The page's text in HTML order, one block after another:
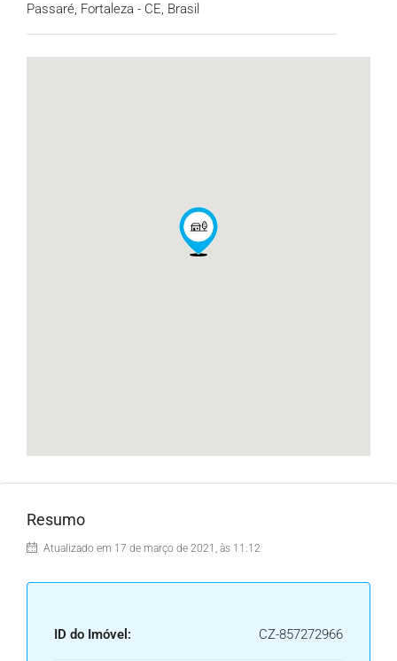
Passaré, Fortaleza - CE, Brasil
Resumo
Atualizado em 17 de março de 2021, às 11:12
ID do Imóvel: CZ-857272966